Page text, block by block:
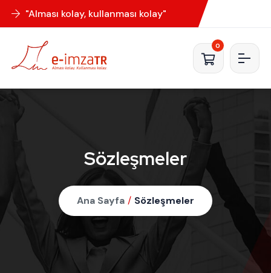
"Alması kolay, kullanması kolay"
0
Sözleşmeler
Ana Sayfa / Sözleşmeler